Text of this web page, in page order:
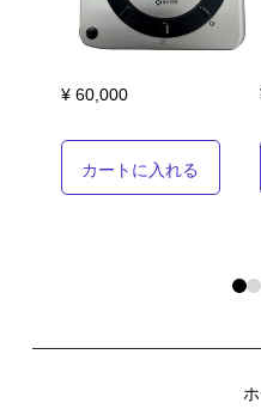
¥ 60,000
カートに入れる
0 1